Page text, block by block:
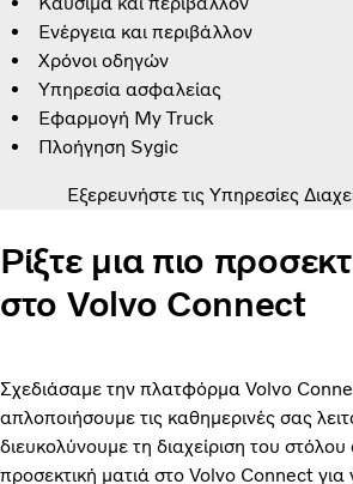
Ενέργεια και περιβάλλον
Χρόνοι οδηγών
Υπηρεσία ασφαλείας
Εφαρμογή My Truck
Πλοήγηση Sygic
Εξερευνήστε τις Υπηρεσίες
Ρίξτε μια πιο
στο Volvo Connect
Σχεδιάσαμε την πλατφόρμα Volvo
απλοποιήσουμε τις καθημερινές σας
διευκολύνουμε τη διαχείριση του στόλου
προσεκτική ματιά στο Volvo Connect